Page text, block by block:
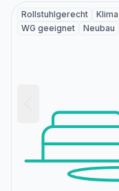
Rollstuhlgerecht Klima
WG geeignet
Neubau